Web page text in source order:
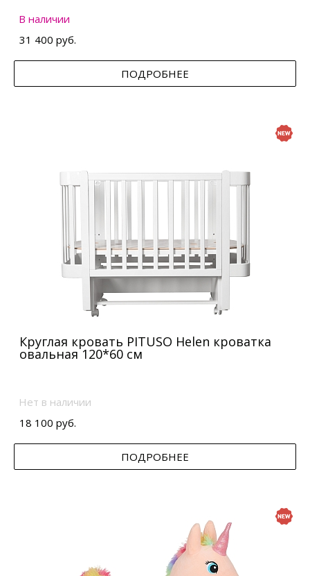
В наличии
31 400 руб.
ПОДРОБНЕЕ
Круглая кровать PITUSO Helen кроватка
овальная 120*60 см
Нет в наличии
18 100 руб.
ПОДРОБНЕЕ